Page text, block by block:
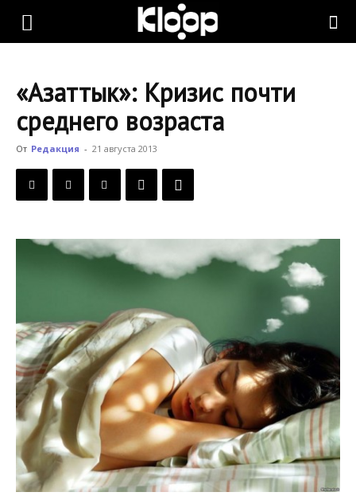
KLOOP.KG
Новости
«Азаттык»: Кризис почти
среднего возраста
От Редакция - 21 августа 2013